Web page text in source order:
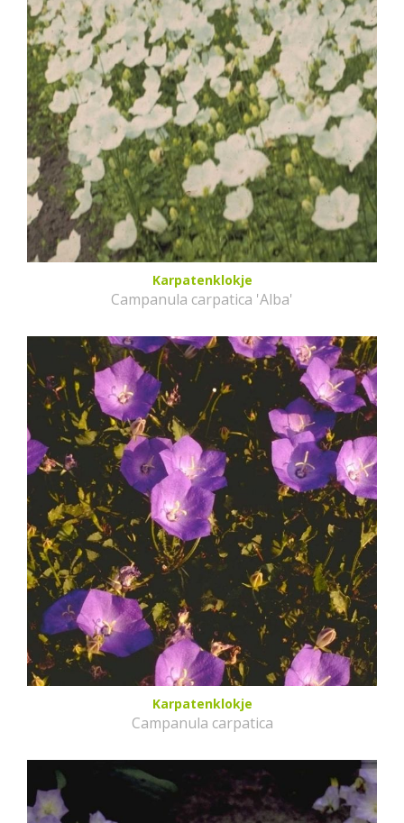
Karpatenklokje
Campanula carpatica 'Alba'
Karpatenklokje
Campanula carpatica